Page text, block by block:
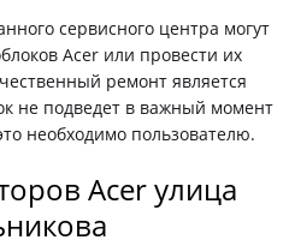
сервисного центра могут
Acer или провести их
ремонт является
не подведет в важный момент
необходимо пользователю.
Acer улица